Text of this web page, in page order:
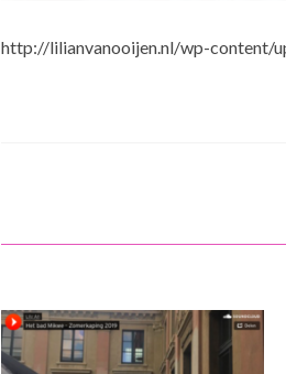
http://lilianvanooijen.nl/wp-content/